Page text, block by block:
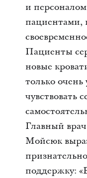
и
пациентами,
Пациенты
новые
только
чувствовать
Главный
Мойсюк
поддержку: